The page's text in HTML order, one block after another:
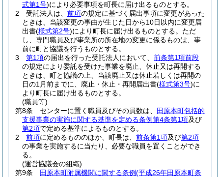
式第1号)により必要事項を町長に届け出るものとする。
2
受託法人は、 前項の規定に基づく届出事項に変更があった
ときは、当該変更の事由が生じた日から10日以内に変更届
出書(様式第2号)により町長に届け出るものとする。 ただ
し、専門職員及び事業所の所在地の変更に係るものは、事
前に町と協議を行うものとする。
3
第1項の届出を行った受託法人において、 前条第1項前段
の規定により委託を受けた事業を廃止、休止又は再開する
ときは、町と協議の上、当該廃止又は休止若しくは再開の
日の1月前までに、廃止・休止・再開届出書(様式第3号)に
より町長に届け出るものとする。
(職員等)
第8条
センターに置く職員及びその員数は、
田原本町包括的
支援事業の実施に関する基準を定める条例第4条第1項及び
第2項で定める基準によるものとする。
2
前項に定めるもののほか、町長は、 前条第1項及び第2項
の事業を実施するに当たり、必要な職員を置くことができ
る。
(運営協議会の組織)
第9条
田原本町附属機関に関する条例(平成26年田原本町条